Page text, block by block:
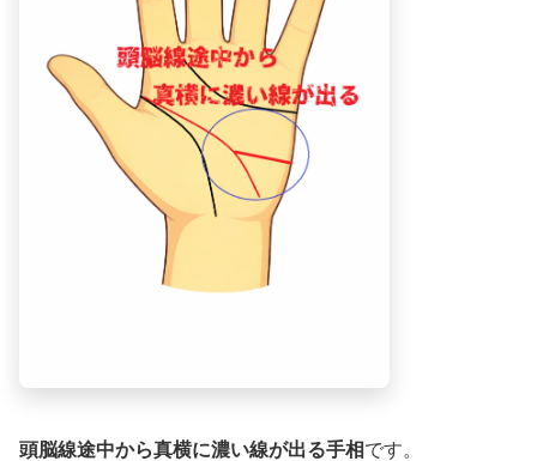
頭脳線途中から真横に濃い線が出る手相です。